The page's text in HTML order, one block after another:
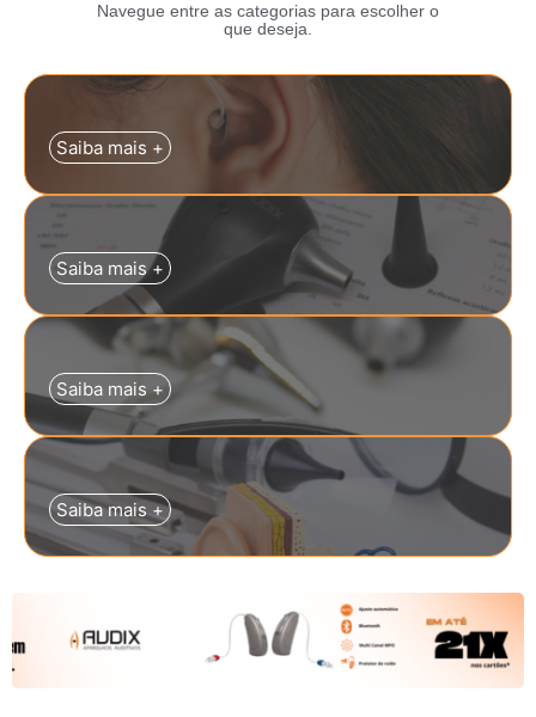
Navegue entre as categorias para escolher o
que deseja.
Saiba mais +
Saiba mais +
Saiba mais +
Saiba mais +